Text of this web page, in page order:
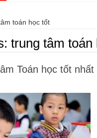
toán học tốt
trung tâm toán
Toán học tốt nhất